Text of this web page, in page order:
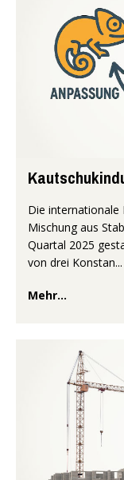
Die internationale
Mischung aus
Quartal 2025
von drei Konstan...
Mehr...